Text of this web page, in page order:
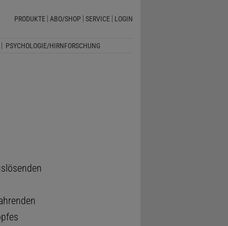
PRODUKTE ABO/SHOP SERVICE LOGIN
PSYCHOLOGIE/HIRNFORSCHUNG